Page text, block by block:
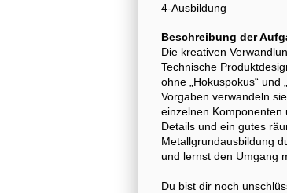
4-Ausbildung
Beschreibung der
Die kreativen
Technische
ohne „Hokuspokus“
Vorgaben verwandeln
einzelnen Komponenten
Details und ein gutes
Metallgrundausbildung
und lernst den Umgang
Du bist dir noch